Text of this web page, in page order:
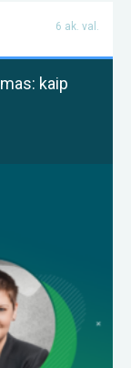
6 ak. val.
kaip